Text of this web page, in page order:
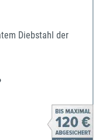
Diebstahl der